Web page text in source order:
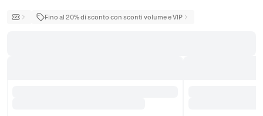
Fino al 20% di sconto con sconti volume e VIP